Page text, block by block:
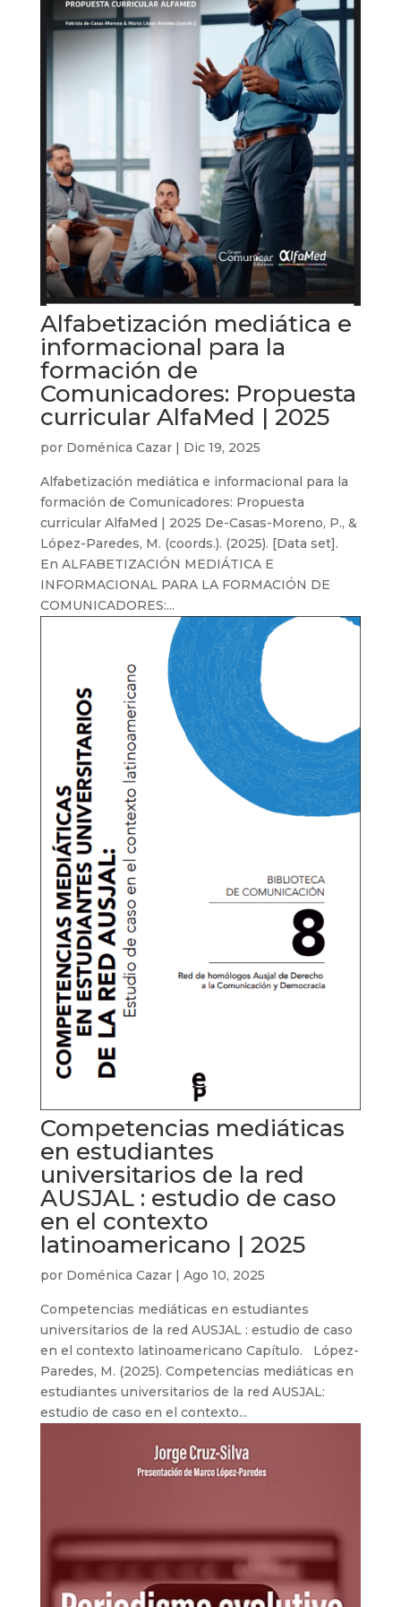
Alfabetización mediática e
informacional para la
formación de
Comunicadores: Propuesta
curricular AlfaMed | 2025
por Doménica Cazar| Dic 19, 2025
Alfabetización mediática e informacional para la
formación de Comunicadores: Propuesta
curricular AlfaMed | 2025 De-Casas-Moreno, P., &
López-Paredes, M. (coords.). (2025). [Data set].
En ALFABETIZACIÓN MEDIÁTICA E
INFORMACIONAL PARA LA FORMACIÓN DE
COMUNICADORES:...
Competencias mediáticas
en estudiantes
universitarios de la red
AUSJAL : estudio de caso
en el contexto
latinoamericano | 2025
por Doménica Cazar| Ago 10, 2025
Competencias mediáticas en estudiantes
universitarios de la red AUSJAL : estudio de caso
en el contexto latinoamericano Capítulo. López-
Paredes, M. (2025). Competencias mediáticas en
estudiantes universitarios de la red AUSJAL:
estudio de caso en el contexto...